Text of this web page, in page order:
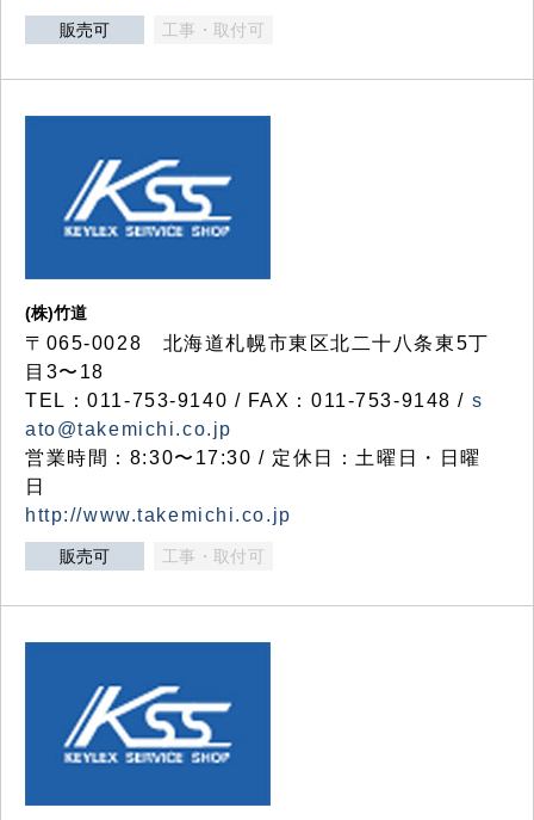
販売可 工事・取付可
(株)竹道
〒065-0028 北海道札幌市東区北二十八条東5丁
目3〜18
TEL：011-753-9140 / FAX：011-753-9148 / s
ato@takemichi.co.jp
営業時間：8:30〜17:30 / 定休日：土曜日・日曜
日
http://www.takemichi.co.jp
販売可 工事・取付可